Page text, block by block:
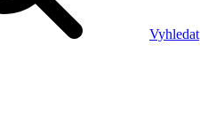
Vyhledat